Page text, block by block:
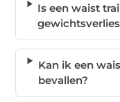
Is een waist
Kan ik een
bevallen?